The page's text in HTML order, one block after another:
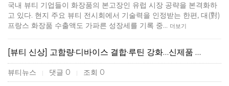
국내 뷰티 기업들이 화장품의 본고장인 유럽 시장 공략을 본격화하
고 있다. 현지 주요 뷰티 전시회에서 기술력을 인정받는 한편, 대(對)
프랑스 화장품 수출액도 가파른 성장세를 기록 중… 더보기
[뷰티 신상] 고함량·디바이스 결합·루틴 강화…신제품 …
뷰티뉴스 | 댓글 0 | 조회 0